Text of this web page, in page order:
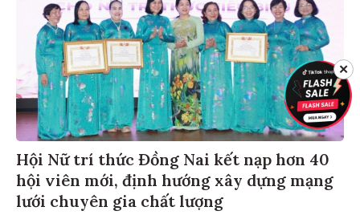
Hội Nữ trí thức Đồng Nai kết nạp hơn 40
hội viên mới, định hướng xây dựng mạng
lưới chuyên gia chất lượng
✕